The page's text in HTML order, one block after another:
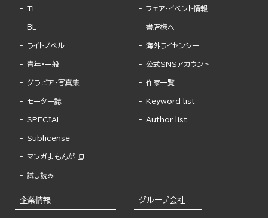
TL
BL
ライトノベル
青年・一般
グラビア・写真集
モーター誌
SPECIAL
Sublicense
マンガよもんが
試し読み
フェア・イベント情報
書店様へ
海外ライセンシー
公式SNSアカウント
作家一覧
Keyword list
Author list
企業情報 グループ会社